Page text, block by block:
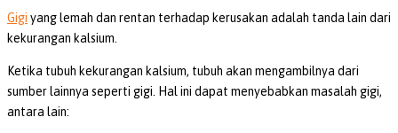
Gigi yang lemah dan rentan terhadap kerusakan adalah tanda lain dari
kekurangan kalsium.
Ketika tubuh kekurangan kalsium, tubuh akan mengambilnya dari
sumber lainnya seperti gigi. Hal ini dapat menyebabkan masalah gigi,
antara lain: